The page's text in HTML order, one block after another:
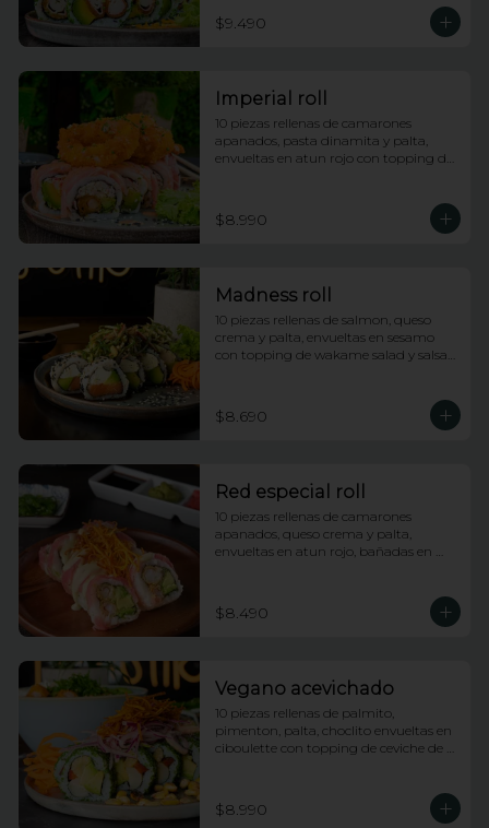
$9.490
Imperial roll
10 piezas rellenas de camarones
apanados, pasta dinamita y palta,
envueltas en atun rojo con topping de
$8.990
Madness roll
10 piezas rellenas de salmon, queso
crema y palta, envueltas en sesamo
con topping de wakame salad y salsa
$8.690
Red especial roll
10 piezas rellenas de camarones
apanados, queso crema y palta,
envueltas en atun rojo, bañadas en
$8.490
Vegano acevichado
10 piezas rellenas de palmito,
pimenton, palta, choclito envueltas en
ciboulette con topping de ceviche de
$8.990